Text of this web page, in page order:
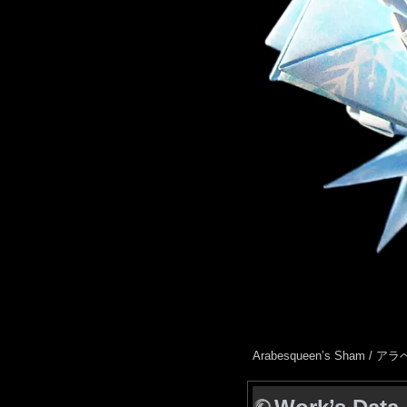
Arabesqueen’s Sham / アラ